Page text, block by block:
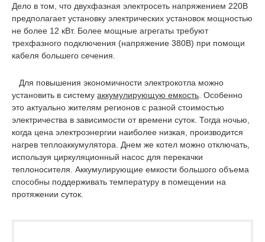
Дело в том, что двухфазная электросеть напряжением 220В
предполагает установку электрических установок мощностью
не более 12 кВт. Более мощные агрегаты требуют
трехфазного подключения (напряжение 380В) при помощи
кабеля большего сечения.
Для повышения экономичности электрокотла можно
установить в систему аккумулирующую емкость . Особенно
это актуально жителям регионов с разной стоимостью
электричества в зависимости от времени суток. Тогда ночью,
когда цена электроэнергии наиболее низкая, производится
нагрев теплоаккумулятора. Днем же котел можно отключать,
используя циркуляционный насос для перекачки
теплоносителя. Аккумулирующие емкости большого объема
способны поддерживать температуру в помещении на
протяжении суток.